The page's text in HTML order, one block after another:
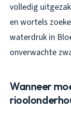
volledig
en wortels
waterdruk in
onverwachte
Wanneer